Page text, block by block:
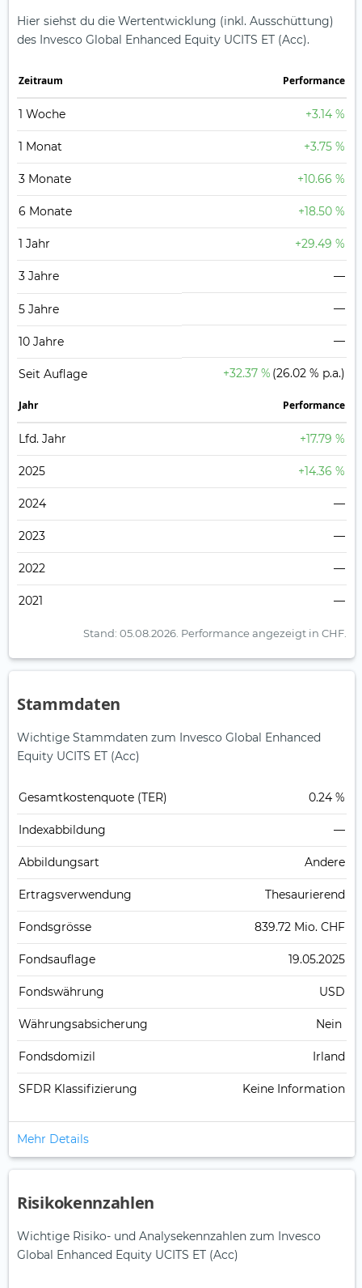
Hier siehst du die Wertentwicklung (inkl. Ausschüttung)
des Invesco Global Enhanced Equity UCITS ET (Acc).
Zeit­raum Perfor­mance
1 Woche +3.14 %
1 Monat +3.75 %
3 Monate +10.66 %
6 Monate +18.50 %
1 Jahr +29.49 %
3 Jahre —
5 Jahre —
10 Jahre —
Seit Auflage +32.37 % (26.02 % p.a.)
Jahr Perfor­mance
Lfd. Jahr +17.79 %
2025 +14.36 %
2024 —
2023 —
2022 —
2021 —
Stand: 05.08.2026. Performance angezeigt in CHF.
Stammdaten
Wichtige Stammdaten zum Invesco Global Enhanced
Equity UCITS ET (Acc)
Gesamt­kosten­quote (TER) 0.24 %
Index­abbildung —
Abbildungs­art Andere
Ertrags­verwendung Thesaurierend
Fonds­grösse 839.72 Mio. CHF
Fonds­auflage 19.05.2025
Fonds­währung USD
Währungsabsicherung Nein
Fondsdomizil Irland
SFDR Klassifizierung Keine Information
Mehr Details
Risikokennzahlen
Wichtige Risiko- und Analysekennzahlen zum Invesco
Global Enhanced Equity UCITS ET (Acc)